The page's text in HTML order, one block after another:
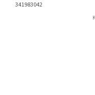
341983042